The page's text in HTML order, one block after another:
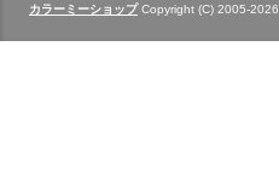
カラーミーショップCopyright (C) 2005-2026